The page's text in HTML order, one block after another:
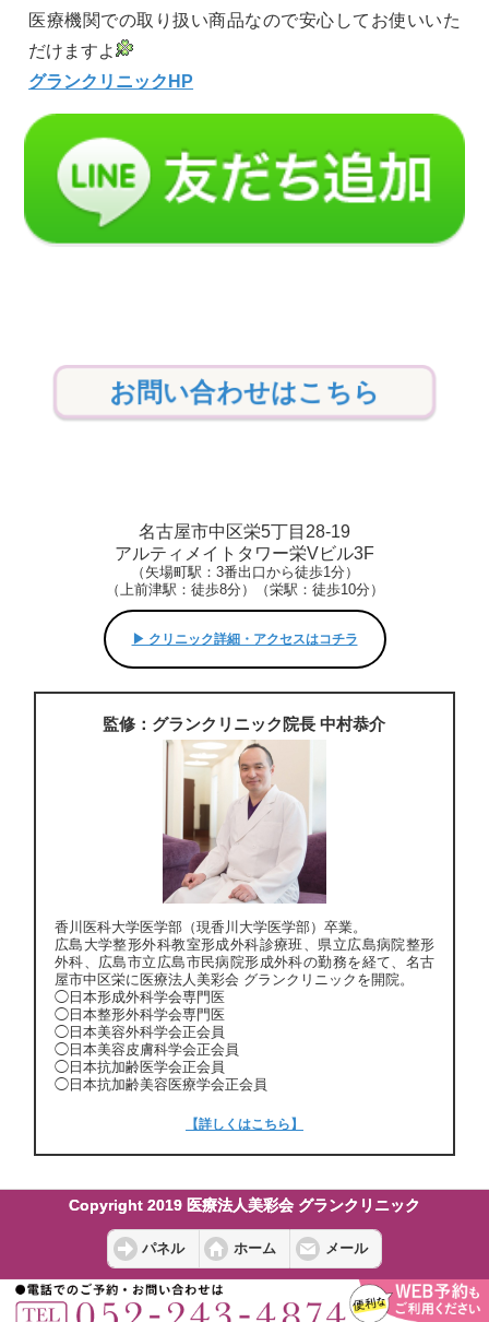
医療機関での取り扱い商品なので安心してお使いいた
だけますよ
グランクリニックHP
お問い合わせはこちら
名古屋市中区栄5丁目28-19
アルティメイトタワー栄Vビル3F
（矢場町駅：3番出口から徒歩1分）
（上前津駅：徒歩8分）（栄駅：徒歩10分）
▶︎ クリニック詳細・アクセスはコチラ
監修：グランクリニック院長 中村恭介
香川医科大学医学部（現香川大学医学部）卒業。
広島大学整形外科教室形成外科診療班、県立広島病院整形
外科、広島市立広島市民病院形成外科の勤務を経て、名古
屋市中区栄に医療法人美彩会 グランクリニックを開院。
◯日本形成外科学会専門医
◯日本整形外科学会専門医
◯日本美容外科学会正会員
◯日本美容皮膚科学会正会員
◯日本抗加齢医学会正会員
◯日本抗加齢美容医療学会正会員
【詳しくはこちら】
Copyright 2019 医療法人美彩会 グランクリニック
パネル ホーム メール